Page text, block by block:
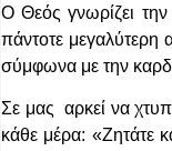
Ο Θεός γνωρίζει
πάντοτε μεγαλύτερη
σύμφωνα με την
Σε μας αρκεί να
κάθε μέρα: «Ζητάτε